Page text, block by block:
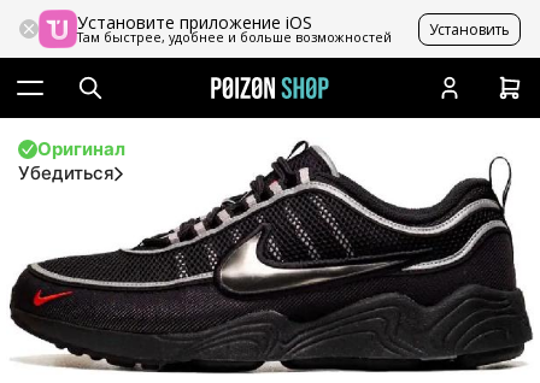
Установите приложение iOS
Там быстрее, удобнее и больше возможностей Установить
Оригинал
Убедиться